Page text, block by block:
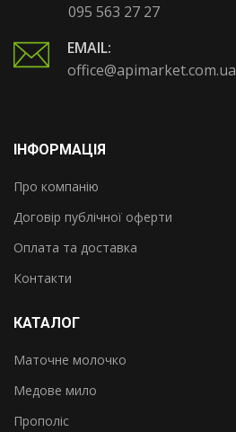
095 563 27 27
EMAIL:
office@apimarket.com.ua
ІНФОРМАЦІЯ
Про компанію
Договір публічної оферти
Оплата та доставка
Контакти
КАТАЛОГ
Маточне молочко
Медове мило
Прополіс